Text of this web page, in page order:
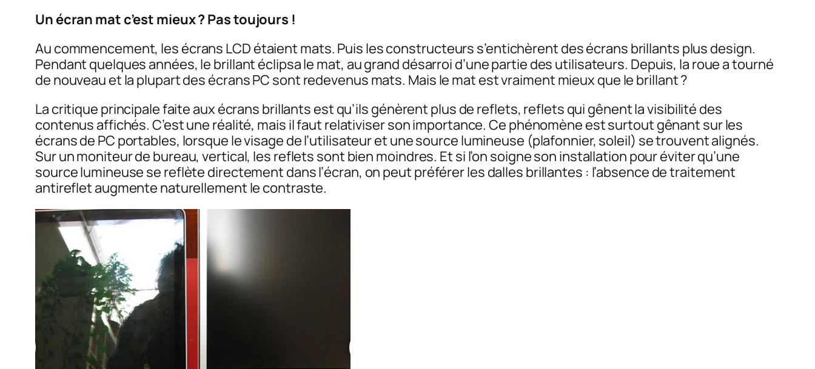
Un écran mat c’est mieux ? Pas toujours !
Au commencement, les écrans LCD étaient mats. Puis les constructeurs s’entichèrent des écrans brillants plus design.
Pendant quelques années, le brillant éclipsa le mat, au grand désarroi d’une partie des utilisateurs. Depuis, la roue a tourné
de nouveau et la plupart des écrans PC sont redevenus mats. Mais le mat est vraiment mieux que le brillant ?
La critique principale faite aux écrans brillants est qu’ils génèrent plus de reflets, reflets qui gênent la visibilité des
contenus affichés. C’est une réalité, mais il faut relativiser son importance. Ce phénomène est surtout gênant sur les
écrans de PC portables, lorsque le visage de l’utilisateur et une source lumineuse (plafonnier, soleil) se trouvent alignés.
Sur un moniteur de bureau, vertical, les reflets sont bien moindres. Et si l’on soigne son installation pour éviter qu’une
source lumineuse se reflète directement dans l’écran, on peut préférer les dalles brillantes : l’absence de traitement
antireflet augmente naturellement le contraste.